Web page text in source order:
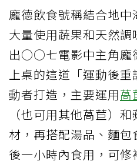
龐德飲食號稱結合地
大量使用蔬果和天然
出○○七電影中主角龐
上桌的這道「運動後
動者打造，主要運用萵
（也可用其他萵苣）
材，再搭配湯品、麵
後一小時內食用，可修